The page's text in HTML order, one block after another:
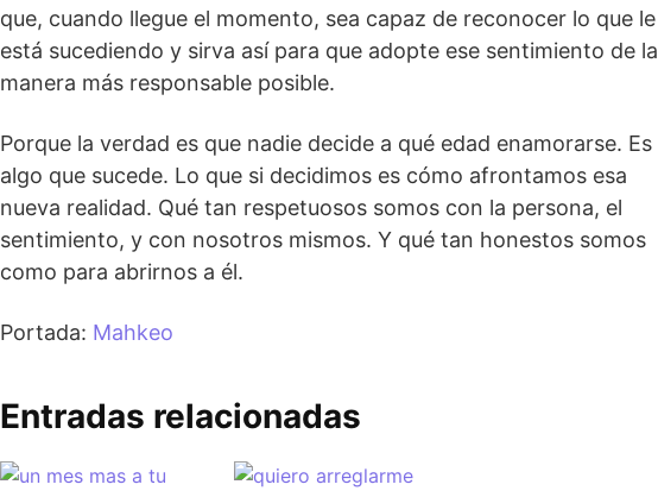
que, cuando llegue el momento, sea capaz de reconocer lo que le
está sucediendo y sirva así para que adopte ese sentimiento de la
manera más responsable posible.
Porque la verdad es que nadie decide a qué edad enamorarse. Es
algo que sucede. Lo que si decidimos es cómo afrontamos esa
nueva realidad. Qué tan respetuosos somos con la persona, el
sentimiento, y con nosotros mismos. Y qué tan honestos somos
como para abrirnos a él.
Portada: Mahkeo
Entradas relacionadas